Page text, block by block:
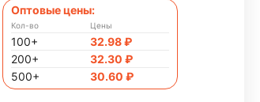
Оптовые цены:
Кол-во
100+
200+
500+
Цены
32.98₽
32.30 ₽
30.60 ₽